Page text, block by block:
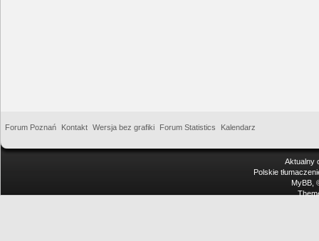
Forum Poznań Kontakt Wersja bez grafiki Forum Statistics Kalendarz
Aktualny
Polskie
MyBB